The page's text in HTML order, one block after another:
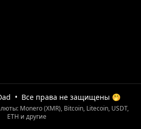
• Все права не защищены 🤭
Monero (XMR), Bitcoin, Litecoin, USDT,
ETH и другие